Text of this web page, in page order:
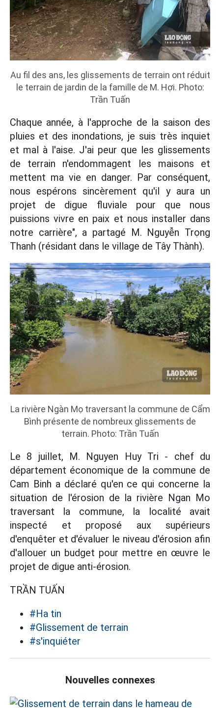
Au fil des ans, les glissements de terrain ont réduit
le terrain de jardin de la famille de M. Hợi. Photo:
Trần Tuấn
Chaque année, à l'approche de la saison des
pluies et des inondations, je suis très inquiet
et mal à l'aise. J'ai peur que les glissements
de terrain n'endommagent les maisons et
mettent ma vie en danger. Par conséquent,
nous espérons sincèrement qu'il y aura un
projet de digue fluviale pour que nous
puissions vivre en paix et nous installer dans
notre carrière", a partagé M. Nguyễn Trọng
Thanh (résidant dans le village de Tây Thành).
La rivière Ngàn Mọ traversant la commune de Cẩm
Bình présente de nombreux glissements de
terrain. Photo: Trần Tuấn
Le 8 juillet, M. Nguyen Huy Tri - chef du
département économique de la commune de
Cam Binh a déclaré qu'en ce qui concerne la
situation de l'érosion de la rivière Ngan Mo
traversant la commune, la localité avait
inspecté et proposé aux supérieurs
d'enquêter et d'évaluer le niveau d'érosion afin
d'allouer un budget pour mettre en œuvre le
projet de digue anti-érosion.
TRẦN TUẤN
#Ha tin
#Glissement de terrain
#s'inquiéter
Nouvelles connexes